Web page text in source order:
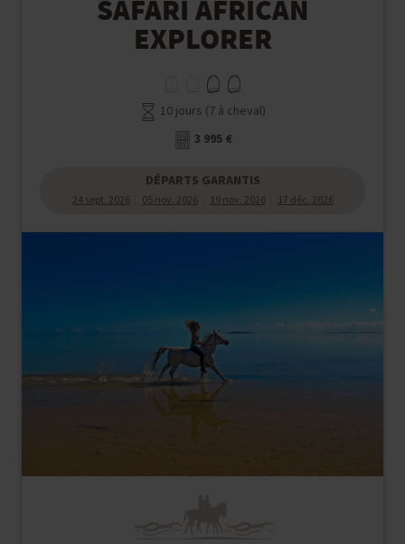
SAFARI AFRICAN
EXPLORER
10 jours (7 à cheval)
3 995 €
DÉPARTS GARANTIS
24 sept. 2026 05 nov. 2026 19 nov. 2026 17 déc. 2026